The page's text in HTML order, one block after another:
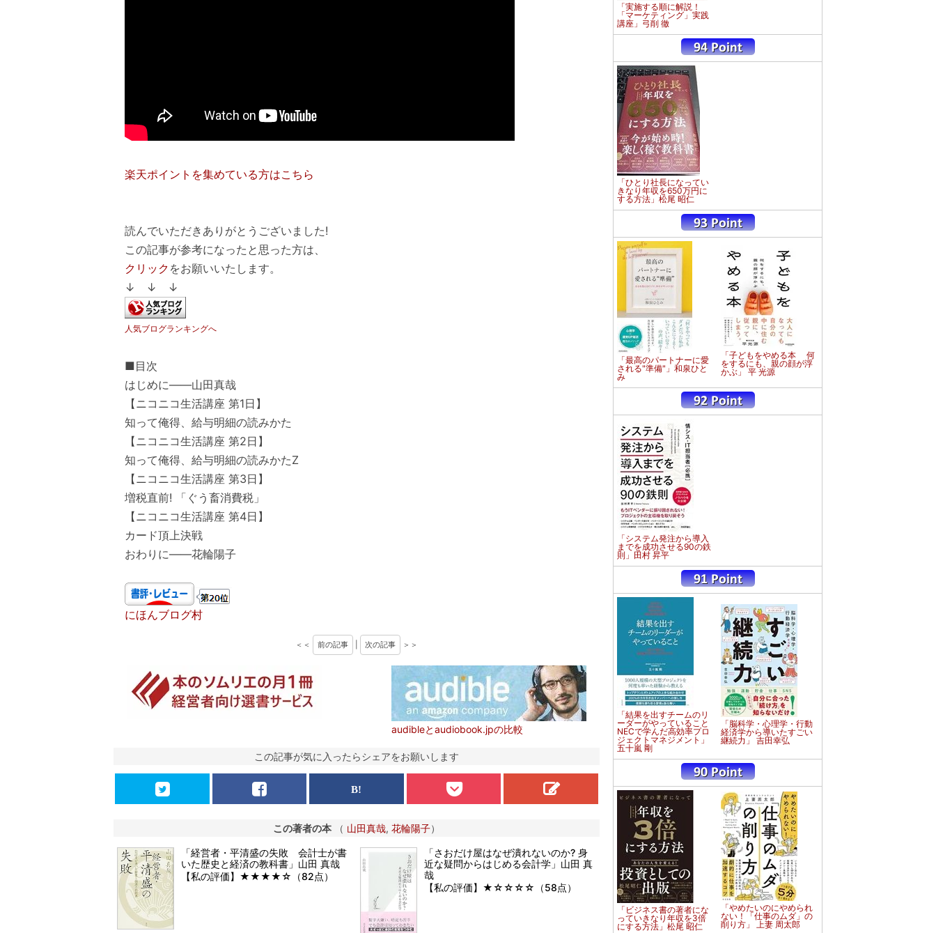
楽天ポイントを集めている方はこちら
読んでいただきありがとうございました!
この記事が参考になったと思った方は、
クリック をお願いいたします。
↓ ↓ ↓
人気ブログランキングへ
■目次
はじめに――山田真哉
【ニコニコ生活講座 第1日】
知って俺得、給与明細の読みかた
【ニコニコ生活講座 第2日】
知って俺得、給与明細の読みかたZ
【ニコニコ生活講座 第3日】
増税直前! 「ぐう畜消費税」
【ニコニコ生活講座 第4日】
カード頂上決戦
おわりに――花輪陽子
にほんブログ村
＜＜ 前の記事 次の記事 ＞＞
audibleとaudiobook.jpの比較
この記事が気に入ったらシェアをお願いします
この著者の本 （ 山田真哉, 花輪陽子）
「経営者・平清盛の失敗 会計士が書
いた歴史と経済の教科書」山田 真哉
【私の評価】★★★★☆（82点）
「さおだけ屋はなぜ潰れないのか? 身
近な疑問からはじめる会計学」山田 真
哉
【私の評価】★☆☆☆☆（58点）
「実施する順に解説！
「マーケティング」実践
講座」弓削 徹
「ひとり社長になってい
きなり年収を650万円に
する方法」松尾 昭仁
「最高のパートナーに愛
される"準備"」和泉ひと
み
「子どもをやめる本 何
をするにも、親の顔が浮
かぶ」 平 光源
「システム発注から導入
までを成功させる90の鉄
則」田村 昇平
「結果を出すチームのリ
ーダーがやっていること
NECで学んだ高効率プロ
ジェクトマネジメント」
五十嵐 剛
「脳科学・心理学・行動
経済学から導いたすごい
継続力」 吉田幸弘
「ビジネス書の著者にな
っていきなり年収を3倍
にする方法」松尾 昭仁
「やめたいのにやめられ
ない！「仕事のムダ」の
削り方」 上妻 周太郎